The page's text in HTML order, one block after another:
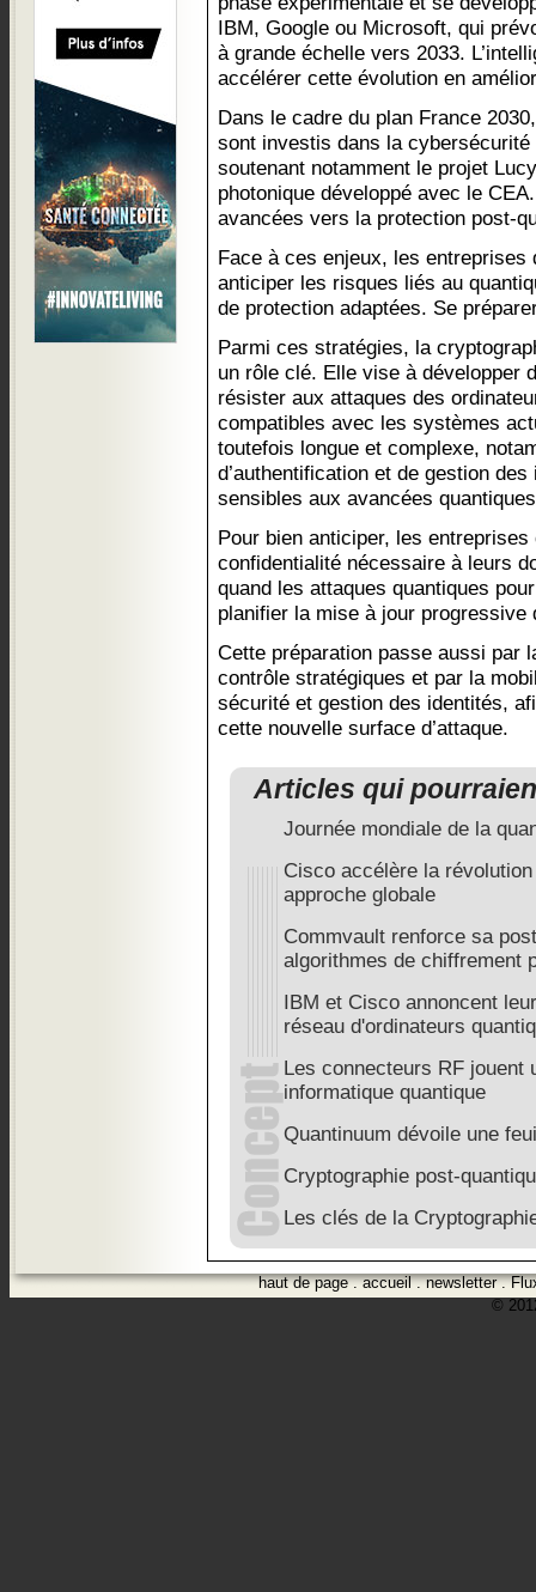
IBM, Google ou Microsoft, qui
à grande échelle vers 2033.
accélérer cette évolution en
Dans le cadre du plan France
sont investis dans la
soutenant notamment le projet
photonique développé avec le
avancées vers la protection post-
Face à ces enjeux, les entreprises
anticiper les risques liés au
de protection adaptées. Se
Parmi ces stratégies, la
un rôle clé. Elle vise à développer
résister aux attaques des
compatibles avec les systèmes
toutefois longue et complexe,
d’authentification et de gestion
sensibles aux avancées
Pour bien anticiper, les
confidentialité nécessaire à leurs
quand les attaques quantiques
planifier la mise à jour
Cette préparation passe aussi par
contrôle stratégiques et par la
sécurité et gestion des identités,
cette nouvelle surface d’attaque.
Articles qui
Journée mondiale de la
Cisco accélère la
approche globale
Commvault renforce sa
algorithmes de chiffrement
IBM et Cisco annoncent
réseau d'ordinateurs
Les connecteurs RF jouent
informatique quantique
Quantinuum dévoile une
Cryptographie post-
Les clés de la
haut de page.accueil.newsletter.
©